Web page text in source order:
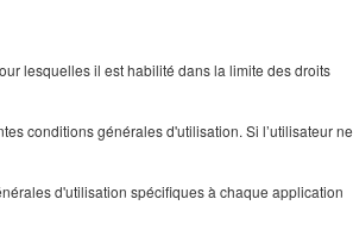
lesquelles il est habilité dans la limite des droits
conditions générales d'utilisation. Si l’utilisateur ne
d'utilisation spécifiques à chaque application